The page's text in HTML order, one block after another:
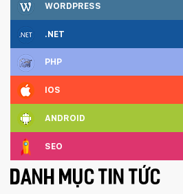
WORDPRESS
.NET
PHP
IOS
ANDROID
SEO
DANH MỤC TIN TỨC